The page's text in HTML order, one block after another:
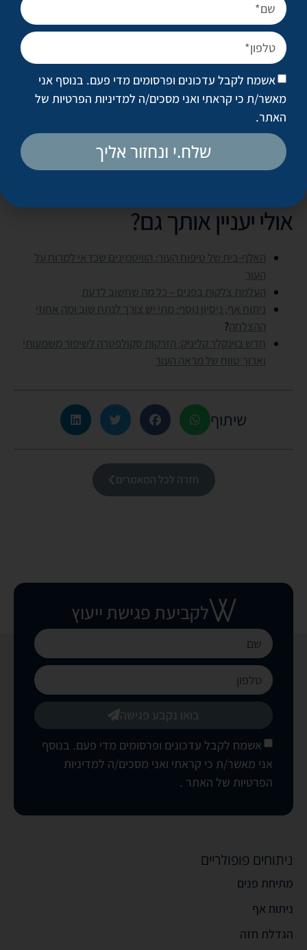
להסתיר את הצלקת באזור קו השיער, והחיסרון שלה הוא שהתוצאה
שלה בדרך כלל מחזיקה מעמד לזמן קצר יותר מאשר הרמת הגבה
הישירה.
שיטה זעיר פולשנית שבה נעשה
שימוש באנדוסקופ, שבקצהו מותקנת מצלמה. האנדוסקופ מוחדר
מתחת לעור דרך כמה חתכים זעירים מאחורי קו השיער, והוא משמש
להזזת הרקמות למקומן הרצוי. היתרון המשמעותי של השיטה הזאת
הוא, שהיא לא מותירה צלקות משמעותיות כלל, אבל החיסרון הוא
שאם יש יש עודפי עור משמעותיים, אפשר יהיה לסלק אותם רק דרך
אולי יעניין אותך גם?
האלף-בית של טיפוח העור: הוויטמינים שכדאי למרוח על
העור
העלמת צלקות בפנים – כל מה שחשוב לדעת
ניתוח אף, ניסיון נוסף: מתי יש צורך לנתח שוב ומה אחוזי
ההצלחה?
חדש בוינקלר קליניק: הזרקות סקולפטרה לשיפור משמעותי
וארוך טווח של מראה העור
שיתוף
חזרה לכל המאמרים
לקביעת פגישת ייעוץ
אשמח לקבל עדכונים ופרסומים מדי פעם. בנוסף
אני מאשר/ת כי קראתי ואני מסכים/ה למדיניות
הפרטיות של האתר .
בואו נקבע פגישה
ניתוחים פופולריים
מתיחת פנים
ניתוח אף
הגדלת חזה
אשמח לקבל עדכונים ופרסומים מדי פעם. בנוסף אני
מאשר/ת כי קראתי ואני מסכים/ה למדיניות הפרטיות של
האתר.
שלח.י ונחזור אליך